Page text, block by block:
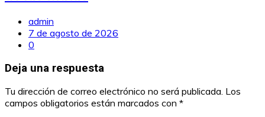
admin
7 de agosto de 2026
0
Deja una respuesta
Tu dirección de correo electrónico no será publicada. Los
campos obligatorios están marcados con *